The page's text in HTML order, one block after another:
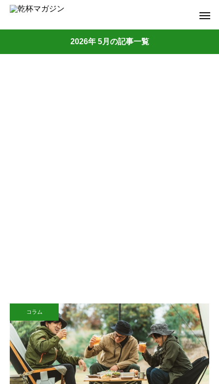
2026年 5月の記事一覧
コラム